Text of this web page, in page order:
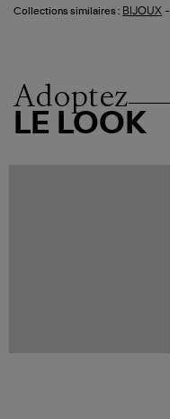
Collections similaires : BIJOUX -
Adoptez
LE LOOK